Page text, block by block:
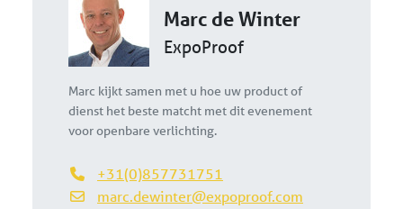
Marc de Winter
ExpoProof
Marc kijkt samen met u hoe uw product of
dienst het beste matcht met dit evenement
voor openbare verlichting.
+31(0)857731751
marc.dewinter@expoproof.com